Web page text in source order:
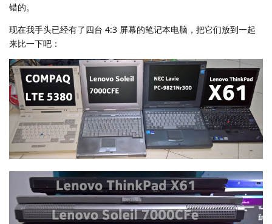
错的。
现在我手头已经有了四台 4:3 屏幕的笔记本电脑，把它们放到一起
来比一下吧：